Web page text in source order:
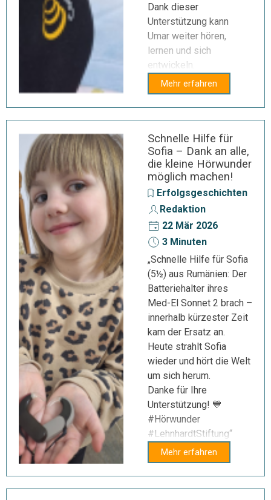
Dank dieser
Unterstützung kann
Umar weiter hören,
lernen und sich
entwickeln.
Mehr erfahren
Schnelle Hilfe für
Sofia – Dank an alle,
die kleine Hörwunder
möglich machen!
Erfolgsgeschichten
Redaktion
22 Mär 2026
3 Minuten
„Schnelle Hilfe für Sofia
(5½) aus Rumänien: Der
Batteriehalter ihres
Med-El Sonnet 2 brach –
innerhalb kürzester Zeit
kam der Ersatz an.
Heute strahlt Sofia
wieder und hört die Welt
um sich herum.
Danke für Ihre
Unterstützung! 💙
#Hörwunder
#LehnhardtStiftung“
Mehr erfahren